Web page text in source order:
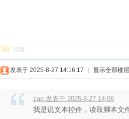
回复
发表于 2025-8-27 14:16:17 显示全部楼层
zaq 发表于 2025-8-27 14:06
我是说文本控件，读取脚本文